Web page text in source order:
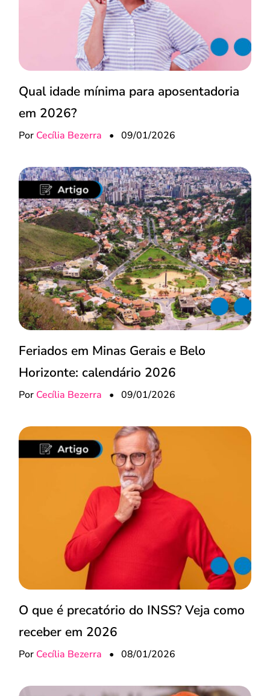
Qual idade mínima para aposentadoria
em 2026?
Por Cecília Bezerra • 09/01/2026
Feriados em Minas Gerais e Belo
Horizonte: calendário 2026
Por Cecília Bezerra • 09/01/2026
O que é precatório do INSS? Veja como
receber em 2026
Por Cecília Bezerra • 08/01/2026